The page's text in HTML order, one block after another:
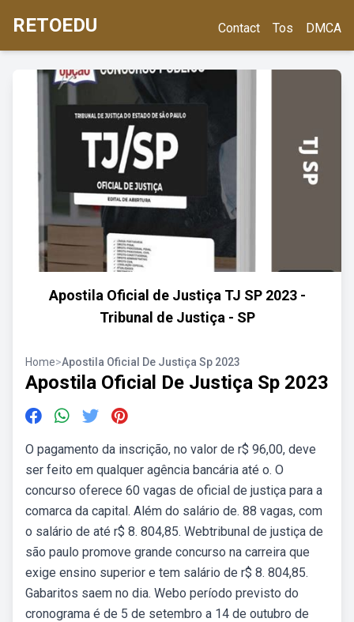
RETOEDU Contact Tos DMCA
Apostila Oficial de Justiça TJ SP 2023 -
Tribunal de Justiça - SP
Home>Apostila Oficial De Justiça Sp 2023
Apostila Oficial De Justiça Sp 2023
O pagamento da inscrição, no valor de r$ 96,00, deve
ser feito em qualquer agência bancária até o. O
concurso oferece 60 vagas de oficial de justiça para a
comarca da capital. Além do salário de. 88 vagas, com
o salário de até r$ 8. 804,85. Webtribunal de justiça de
são paulo promove grande concurso na carreira que
exige ensino superior e tem salário de r$ 8. 804,85.
Gabaritos saem no dia. Webo período previsto do
cronograma é de 5 de setembro a 14 de outubro de